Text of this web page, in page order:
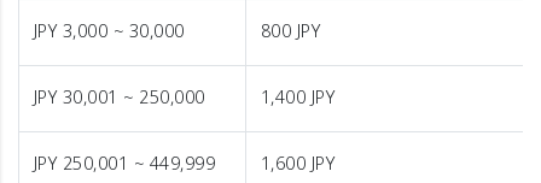
JPY 3,000 ~ 30,000 800 JPY
JPY 30,001 ~ 250,000 1,400 JPY
JPY 250,001 ~ 449,999 1,600 JPY